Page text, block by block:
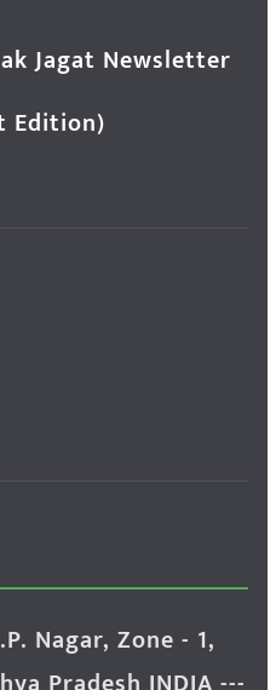
Jagat Newsletter
Edition)
Nagar, Zone - 1,